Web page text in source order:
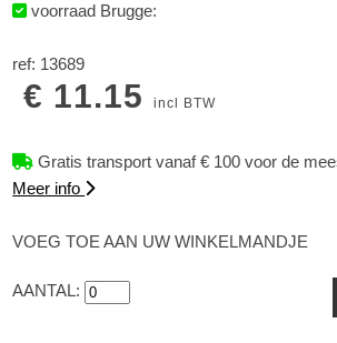
voorraad Brugge:
ref: 13689
€ 11.15incl BTW
Gratis transport vanaf € 100 voor de
Meer info
VOEG TOE AAN UW WINKELMANDJE
AANTAL: